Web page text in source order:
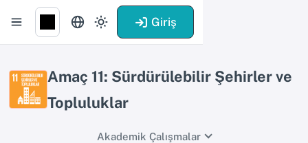
Giriş
Amaç 11: Sürdürülebilir Şehirler ve
Topluluklar
Akademik Çalışmalar